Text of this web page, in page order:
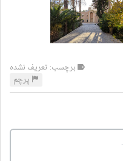
برچسب: تعریف نشده
پرچم